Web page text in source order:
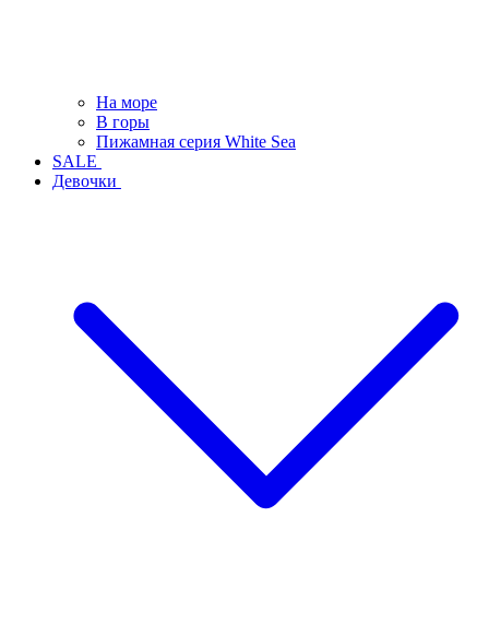
На море
В горы
Пижамная серия White Sea
SALE
Девочки